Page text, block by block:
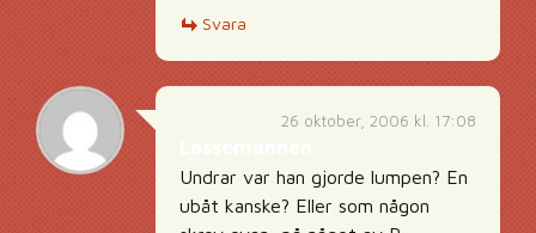
Svara
26 oktober, 2006 kl. 17:08
Undrar var han gjorde lumpen? En
ubåt kanske? Eller som någon